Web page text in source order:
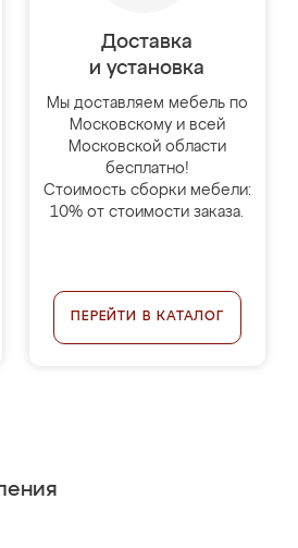
Доставка
и установка
Мы доставляем мебель по
Московскому и всей
Московской области
бесплатно!
Стоимость сборки мебели:
10% от стоимости заказа.
ПЕРЕЙТИ В КАТАЛОГ